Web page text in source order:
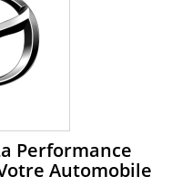
Performance
Automobile